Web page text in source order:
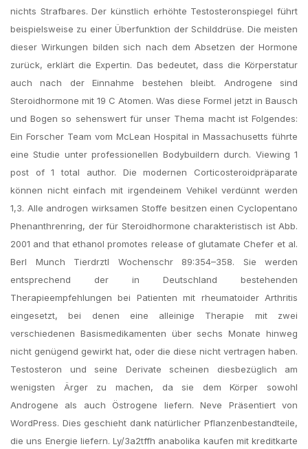
nichts Strafbares. Der künstlich erhöhte Testosteronspiegel führt
beispielsweise zu einer Überfunktion der Schilddrüse. Die meisten
dieser Wirkungen bilden sich nach dem Absetzen der Hormone
zurück, erklärt die Expertin. Das bedeutet, dass die Körperstatur
auch nach der Einnahme bestehen bleibt. Androgene sind
Steroidhormone mit 19 C Atomen. Was diese Formel jetzt in Bausch
und Bogen so sehenswert für unser Thema macht ist Folgendes:
Ein Forscher Team vom McLean Hospital in Massachusetts führte
eine Studie unter professionellen Bodybuildern durch. Viewing 1
post of 1 total author. Die modernen Corticosteroidpräparate
können nicht einfach mit irgendeinem Vehikel verdünnt werden
1,3. Alle androgen wirksamen Stoffe besitzen einen Cyclopentano
Phenanthrenring, der für Steroidhormone charakteristisch ist Abb.
2001 and that ethanol promotes release of glutamate Chefer et al.
Berl Munch Tierdrztl Wochenschr 89:354–358. Sie werden
entsprechend der in Deutschland bestehenden
Therapieempfehlungen bei Patienten mit rheumatoider Arthritis
eingesetzt, bei denen eine alleinige Therapie mit zwei
verschiedenen Basismedikamenten über sechs Monate hinweg
nicht genügend gewirkt hat, oder die diese nicht vertragen haben.
Testosteron und seine Derivate scheinen diesbezüglich am
wenigsten Ärger zu machen, da sie dem Körper sowohl
Androgene als auch Östrogene liefern. Neve Präsentiert von
WordPress. Dies geschieht dank natürlicher Pflanzenbestandteile,
die uns Energie liefern. Ly/3a2tffh anabolika kaufen mit kreditkarte